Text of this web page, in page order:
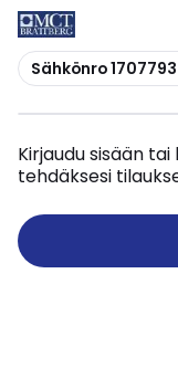
Kopioi
Sähkönro 1707793
Kirjaudu sisään
tehdäksesi